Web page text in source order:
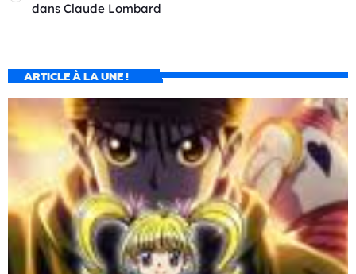
dans Claude Lombard
ARTICLE À LA UNE !